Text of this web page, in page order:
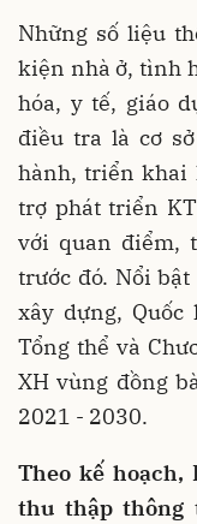
Những số liệu
kiện nhà ở, tình
hóa, y tế, giáo
điều tra là cơ
hành, triển khai
trợ phát triển
với quan điểm,
trước đó. Nổi
xây dựng,
Tổng thể và
XH vùng đồng
2021 - 2030.
Theo kế
thu thập thông